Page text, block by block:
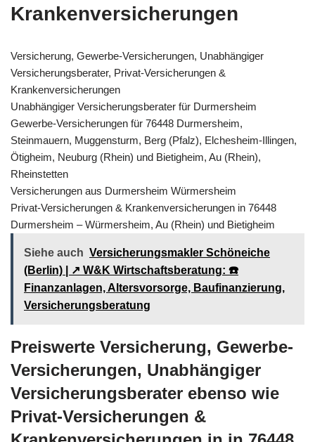
Krankenversicherungen
Versicherung, Gewerbe-Versicherungen, Unabhängiger
Versicherungsberater, Privat-Versicherungen &
Krankenversicherungen
Unabhängiger Versicherungsberater für Durmersheim
Gewerbe-Versicherungen für 76448 Durmersheim,
Steinmauern, Muggensturm, Berg (Pfalz), Elchesheim-Illingen,
Ötigheim, Neuburg (Rhein) und Bietigheim, Au (Rhein),
Rheinstetten
Versicherungen aus Durmersheim Würmersheim
Privat-Versicherungen & Krankenversicherungen in 76448
Durmersheim – Würmersheim, Au (Rhein) und Bietigheim
Siehe auch Versicherungsmakler Schöneiche
(Berlin) | ↗️ W&K Wirtschaftsberatung: ☎️
Finanzanlagen, Altersvorsorge, Baufinanzierung,
Versicherungsberatung
Preiswerte Versicherung, Gewerbe-
Versicherungen, Unabhängiger
Versicherungsberater ebenso wie
Privat-Versicherungen &